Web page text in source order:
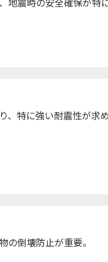
特に強い耐震性が求め
の倒壊防止が重要。